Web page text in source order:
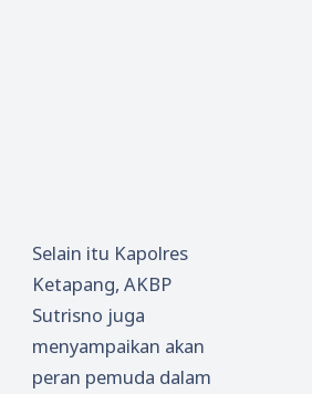
Selain itu Kapolres
Ketapang, AKBP
Sutrisno juga
menyampaikan akan
peran pemuda dalam